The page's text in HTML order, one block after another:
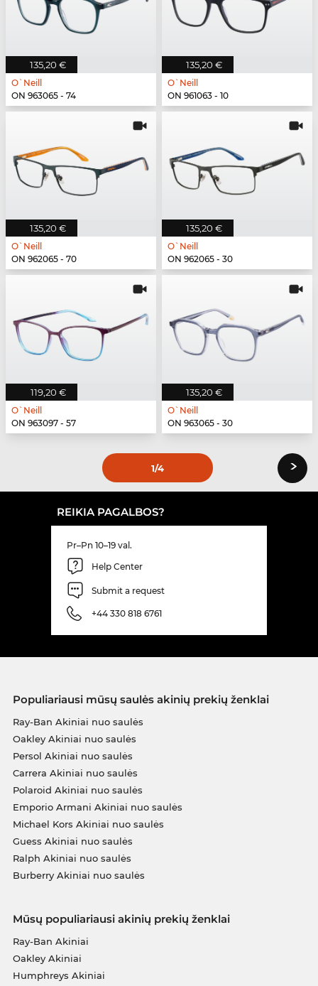
135,20 €
O`Neill
ON 963065 - 74
135,20 €
O`Neill
ON 961063 - 10
135,20 €
O`Neill
ON 962065 - 70
135,20 €
O`Neill
ON 962065 - 30
119,20 €
O`Neill
ON 963097 - 57
135,20 €
O`Neill
ON 963065 - 30
1/4 ›
REIKIA PAGALBOS?
Pr–Pn 10–19 val.
Help Center
Submit a request
+44 330 818 6761
Populiariausi mūsų saulės akinių prekių ženklai
Ray-Ban Akiniai nuo saulės
Oakley Akiniai nuo saulės
Persol Akiniai nuo saulės
Carrera Akiniai nuo saulės
Polaroid Akiniai nuo saulės
Emporio Armani Akiniai nuo saulės
Michael Kors Akiniai nuo saulės
Guess Akiniai nuo saulės
Ralph Akiniai nuo saulės
Burberry Akiniai nuo saulės
Mūsų populiariausi akinių prekių ženklai
Ray-Ban Akiniai
Oakley Akiniai
Humphreys Akiniai